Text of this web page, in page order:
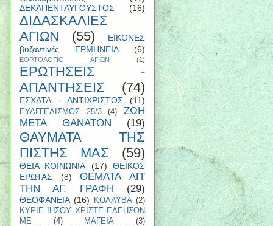
ΔΕΚΑΠΕΝΤΑΥΓΟΥΣΤΟΣ
(16)
ΔΙΔΑΣΚΑΛΙΕΣ
ΑΓΙΩΝ
(55)
ΕΙΚΟΝΕΣ
βυζαντινές ΕΡΜΗΝΕΙΑ
(6)
ΕΟΡΤΟΛΟΓΙΟ ΑΓΙΩΝ (1)
ΕΡΩΤΗΣΕΙΣ -
ΑΠΑΝΤΗΣΕΙΣ
(74)
ΕΣΧΑΤΑ - ΑΝΤΙΧΡΙΣΤΟΣ (11)
ΕΥΑΓΓΕΛΙΣΜΟΣ 25/3 (4)
ΖΩΗ
ΜΕΤΑ ΘΑΝΑΤΟΝ
(19)
ΘΑΥΜΑΤΑ ΤΗΣ
ΠΙΣΤΗΣ ΜΑΣ
(59)
ΘΕΙΑ ΚΟΙΝΩΝΙΑ (17)
ΘΕΪΚΟΣ
ΕΡΩΤΑΣ
(8)
ΘΕΜΑΤΑ ΑΠ'
ΤΗΝ ΑΓ. ΓΡΑΦΗ
(29)
ΘΕΟΦΑΝΕΙΑ (16) ΚΟΛΛΥΒΑ (2)
ΚΥΡΙΕ ΙΗΣΟΥ ΧΡΙΣΤΕ ΕΛΕΗΣΟΝ
ΜΕ
(4) ΜΑΓΕΙΑ
(3)